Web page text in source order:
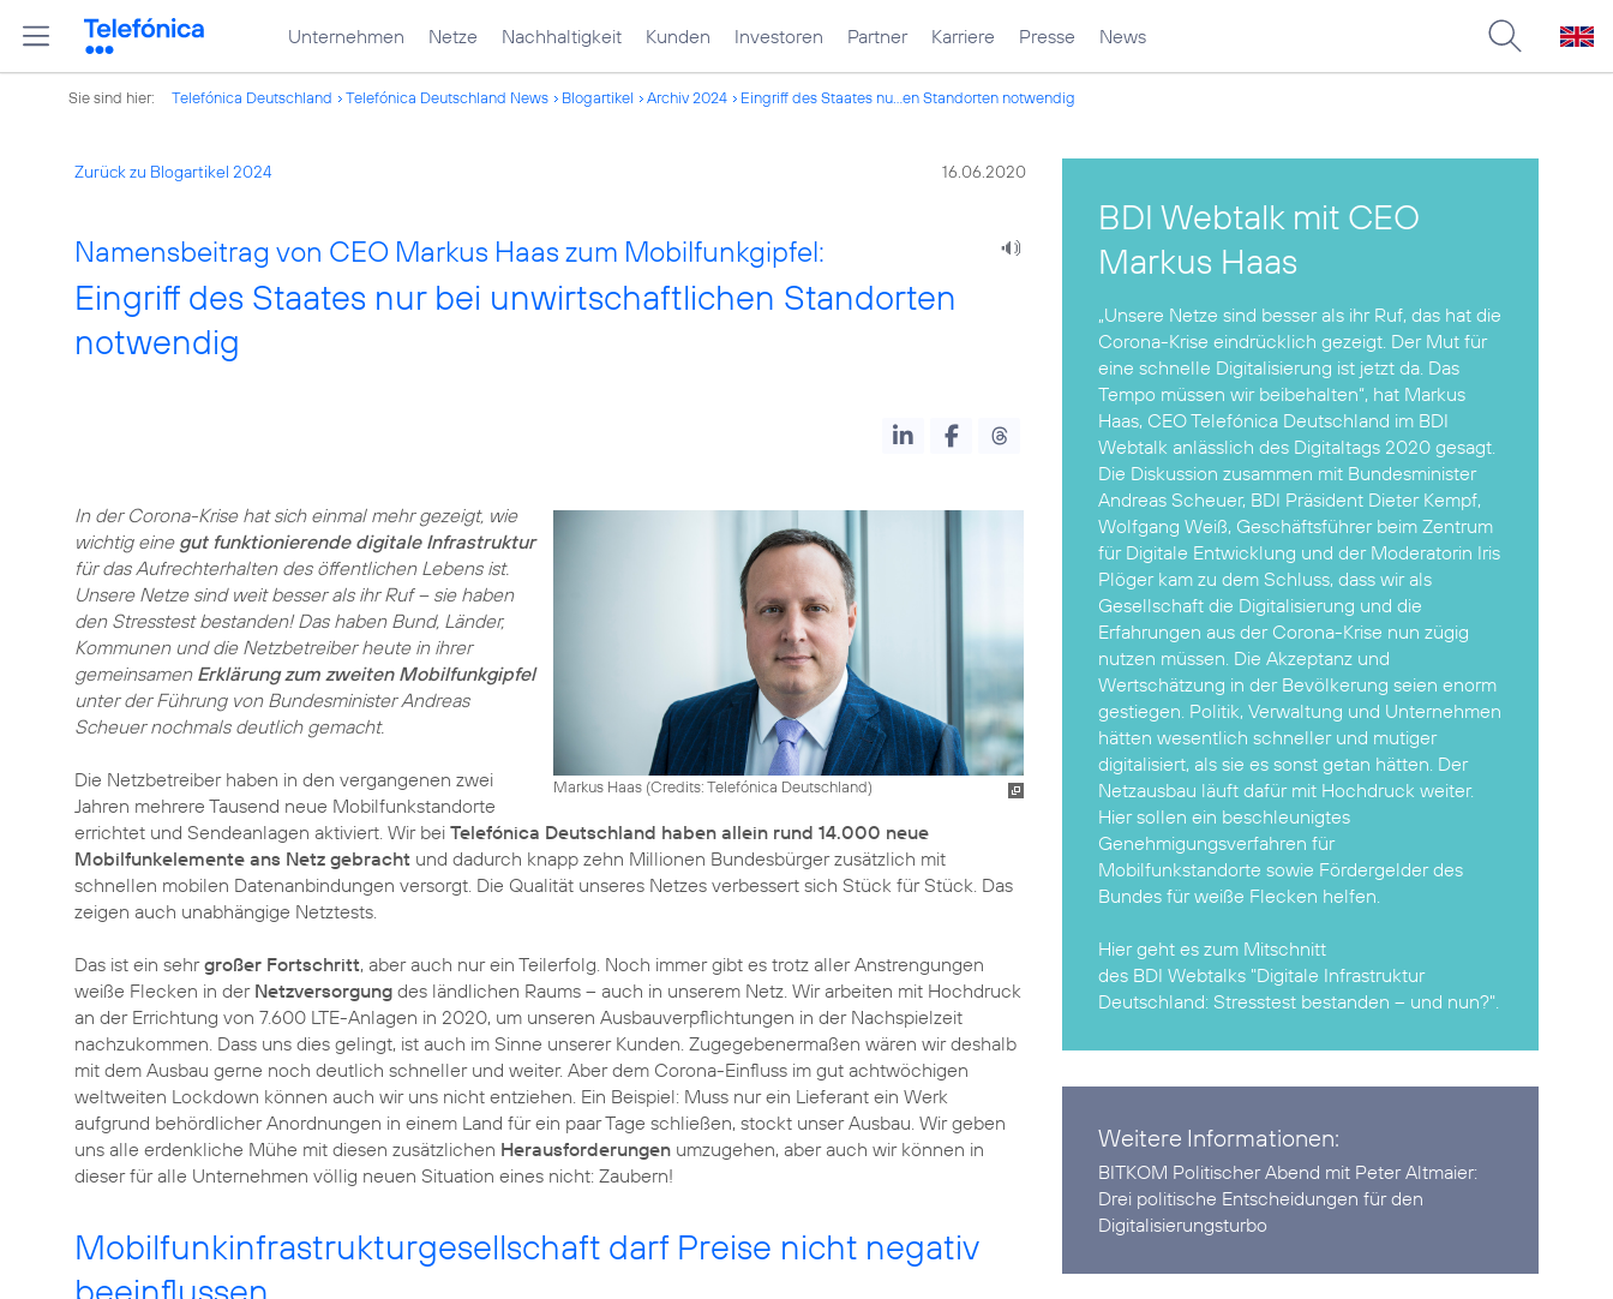
Unternehmen Netze Nachhaltigkeit Kunden Investoren Partner Karriere Presse News
Sie sind hier: Telefónica Deutschland Telefónica Deutschland News Blogartikel Archiv 2024 Eingriff des Staates nu...en Standorten notwendig
Zurück zu Blogartikel 2024 16.06.2020
Namensbeitrag von CEO Markus Haas zum Mobilfunkgipfel:
Eingriff des Staates nur bei unwirtschaftlichen Standorten
notwendig
Markus Haas (Credits: Telefónica Deutschland)
In der Corona-Krise hat sich einmal mehr gezeigt, wie
wichtig eine gut funktionierende digitale Infrastruktur
für das Aufrechterhalten des öffentlichen Lebens ist.
Unsere Netze sind weit besser als ihr Ruf – sie haben
den Stresstest bestanden! Das haben Bund, Länder,
Kommunen und die Netzbetreiber heute in ihrer
gemeinsamen Erklärung zum zweiten Mobilfunkgipfel
unter der Führung von Bundesminister Andreas
Scheuer nochmals deutlich gemacht.
Die Netzbetreiber haben in den vergangenen zwei
Jahren mehrere Tausend neue Mobilfunkstandorte
errichtet und Sendeanlagen aktiviert. Wir bei Telefónica Deutschland haben allein rund 14.000 neue
Mobilfunkelemente ans Netz gebracht und dadurch knapp zehn Millionen Bundesbürger zusätzlich mit
schnellen mobilen Datenanbindungen versorgt. Die Qualität unseres Netzes verbessert sich Stück für Stück. Das
zeigen auch unabhängige Netztests.
Das ist ein sehrgroßer Fortschritt, aber auch nur ein Teilerfolg. Noch immer gibt es trotz aller Anstrengungen
weiße Flecken in der Netzversorgung des ländlichen Raums – auch in unserem Netz. Wir arbeiten mit Hochdruck
an der Errichtung von 7.600 LTE-Anlagen in 2020, um unseren Ausbauverpflichtungen in der Nachspielzeit
nachzukommen. Dass uns dies gelingt, ist auch im Sinne unserer Kunden. Zugegebenermaßen wären wir deshalb
mit dem Ausbau gerne noch deutlich schneller und weiter. Aber dem Corona-Einfluss im gut achtwöchigen
weltweiten Lockdown können auch wir uns nicht entziehen. Ein Beispiel: Muss nur ein Lieferant ein Werk
aufgrund behördlicher Anordnungen in einem Land für ein paar Tage schließen, stockt unser Ausbau. Wir geben
uns alle erdenkliche Mühe mit diesen zusätzlichen Herausforderungen umzugehen, aber auch wir können in
dieser für alle Unternehmen völlig neuen Situation eines nicht: Zaubern!
Mobilfunkinfrastrukturgesellschaft darf Preise nicht negativ
BDI Webtalk mit CEO
Markus Haas
„Unsere Netze sind besser als ihr Ruf, das hat die
Corona-Krise eindrücklich gezeigt. Der Mut für
eine schnelle Digitalisierung ist jetzt da. Das
Tempo müssen wir beibehalten“, hat Markus
Haas, CEO Telefónica Deutschland im BDI
Webtalk anlässlich des Digitaltags 2020 gesagt.
Die Diskussion zusammen mit Bundesminister
Andreas Scheuer, BDI Präsident Dieter Kempf,
Wolfgang Weiß, Geschäftsführer beim Zentrum
für Digitale Entwicklung und der Moderatorin Iris
Plöger kam zu dem Schluss, dass wir als
Gesellschaft die Digitalisierung und die
Erfahrungen aus der Corona-Krise nun zügig
nutzen müssen. Die Akzeptanz und
Wertschätzung in der Bevölkerung seien enorm
gestiegen. Politik, Verwaltung und Unternehmen
hätten wesentlich schneller und mutiger
digitalisiert, als sie es sonst getan hätten. Der
Netzausbau läuft dafür mit Hochdruck weiter.
Hier sollen ein beschleunigtes
Genehmigungsverfahren für
Mobilfunkstandorte sowie Fördergelder des
Bundes für weiße Flecken helfen.
Hier geht es zum Mitschnitt
des BDI Webtalks "Digitale Infrastruktur
Deutschland: Stresstest bestanden – und nun?".
Weitere Informationen:
BITKOM Politischer Abend mit Peter Altmaier:
Drei politische Entscheidungen für den
Digitalisierungsturbo